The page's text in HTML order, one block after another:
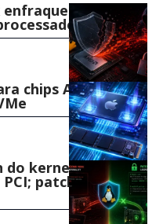
AMD
chips Apple M4
do kernel Linux
patch corrige a